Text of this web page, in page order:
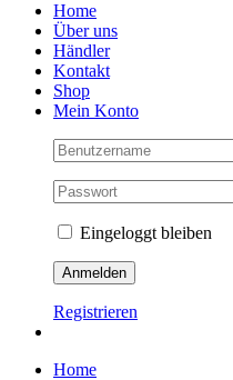
Home
Über uns
Händler
Kontakt
Shop
Mein Konto
Eingeloggt bleiben
Registrieren
Home